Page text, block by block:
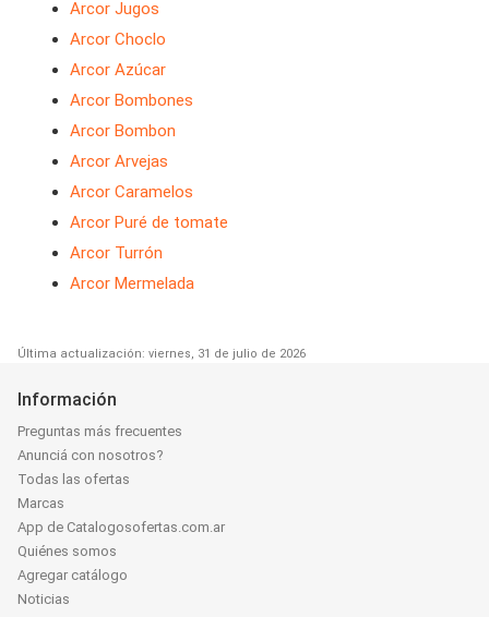
Arcor Jugos
Arcor Choclo
Arcor Azúcar
Arcor Bombones
Arcor Bombon
Arcor Arvejas
Arcor Caramelos
Arcor Puré de tomate
Arcor Turrón
Arcor Mermelada
Última actualización: viernes, 31 de julio de 2026
Información
Preguntas más frecuentes
Anunciá con nosotros?
Todas las ofertas
Marcas
App de Catalogosofertas.com.ar
Quiénes somos
Agregar catálogo
Noticias